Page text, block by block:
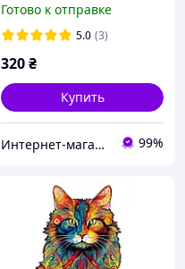
Готово к отправке
5.0 (3)
320₴
Купить
Интернет-магазин "В костюме" 99%